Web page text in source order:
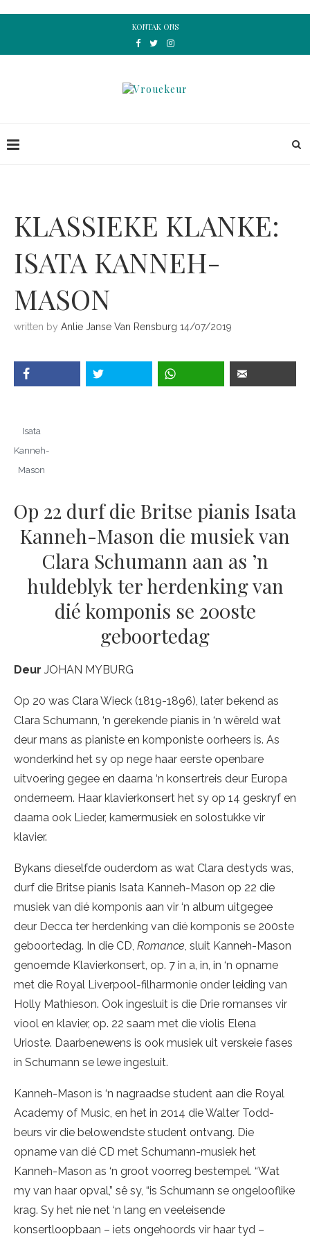
KONTAK ONS
KLASSIEKE KLANKE:
ISATA KANNEH-
MASON
written by Anlie Janse Van Rensburg 14/07/2019
Isata
Kanneh-
Mason
Op 22 durf die Britse pianis Isata
Kanneh-Mason die musiek van
Clara Schumann aan as ’n
huldeblyk ter herdenking van
dié komponis se 200ste
geboortedag
Deur JOHAN MYBURG
Op 20 was Clara Wieck (1819-1896), later bekend as
Clara Schumann, ‘n gerekende pianis in ‘n wêreld wat
deur mans as pianiste en komponiste oorheers is. As
wonderkind het sy op nege haar eerste openbare
uitvoering gegee en daarna ‘n konsertreis deur Europa
onderneem. Haar klavierkonsert het sy op 14 geskryf en
daarna ook Lieder, kamermusiek en solostukke vir
klavier.
Bykans dieselfde ouderdom as wat Clara destyds was,
durf die Britse pianis Isata Kanneh-Mason op 22 die
musiek van dié komponis aan vir ‘n album uitgegee
deur Decca ter herdenking van dié komponis se 200ste
geboortedag. In die CD, Romance , sluit Kanneh-Mason
genoemde Klavierkonsert, op. 7 in a, in, in ‘n opname
met die Royal Liverpool-filharmonie onder leiding van
Holly Mathieson. Ook ingesluit is die Drie romanses vir
viool en klavier, op. 22 saam met die violis Elena
Urioste. Daarbenewens is ook musiek uit verskeie fases
in Schumann se lewe ingesluit.
Kanneh-Mason is ‘n nagraadse student aan die Royal
Academy of Music, en het in 2014 die Walter Todd-
beurs vir die belowendste student ontvang. Die
opname van dié CD met Schumann-musiek het
Kanneh-Mason as ‘n groot voorreg bestempel. “Wat
my van haar opval,” sê sy, “is Schumann se ongelooflike
krag. Sy het nie net ‘n lang en veeleisende
konsertloopbaan – iets ongehoords vir haar tyd –